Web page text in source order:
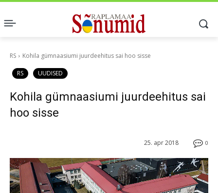
RS Kohila gümnaasiumi juurdeehitus sai hoo sisse
RS UUDISED
Kohila gümnaasiumi juurdeehitus sai
hoo sisse
0
25. apr 2018